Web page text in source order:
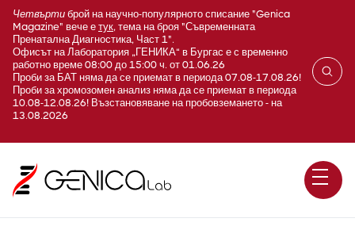
Четвърти брой на научно-популярното списание "Genica
Magazine" вече е тук, тема на броя "Съвременната
Пренатална Диагностика, Част 1".
Офисът на Лаборатория „ГЕНИКА“ в Бургас е с временно
работно време 08:00 до 15:00 ч. от 01.06.26
Проби за БАТ няма да се приемат в периода 07.08-17.08.26!
Проби за хромозомен анализ няма да се приемат в периода
10.08-12.08.26! Възстановяване на пробовземането - на
13.08.2026